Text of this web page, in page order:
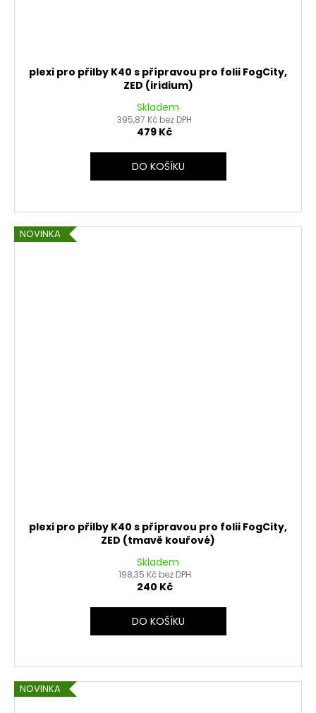
plexi pro přilby K40 s přípravou pro folii FogCity,
ZED (iridium)
Skladem
395,87 Kč bez DPH
479 Kč
DO KOŠÍKU
NOVINKA
plexi pro přilby K40 s přípravou pro folii FogCity,
ZED (tmavě kouřové)
Skladem
198,35 Kč bez DPH
240 Kč
DO KOŠÍKU
NOVINKA